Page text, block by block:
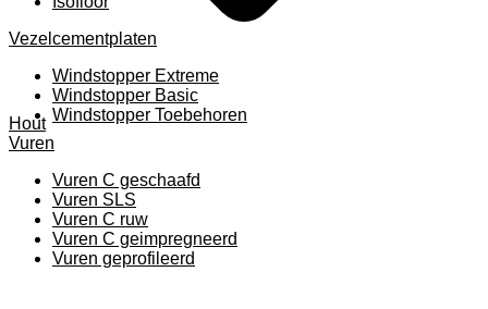
Vezelcementplaten
Windstopper Extreme
Windstopper Basic
Windstopper Toebehoren
Hout
Vuren
Vuren C geschaafd
Vuren SLS
Vuren C ruw
Vuren C geimpregneerd
Vuren geprofileerd